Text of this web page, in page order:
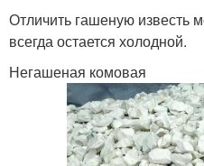
Влага в погребе
Отличить гашеную известь
всегда остается холодной.
Негашеная комовая